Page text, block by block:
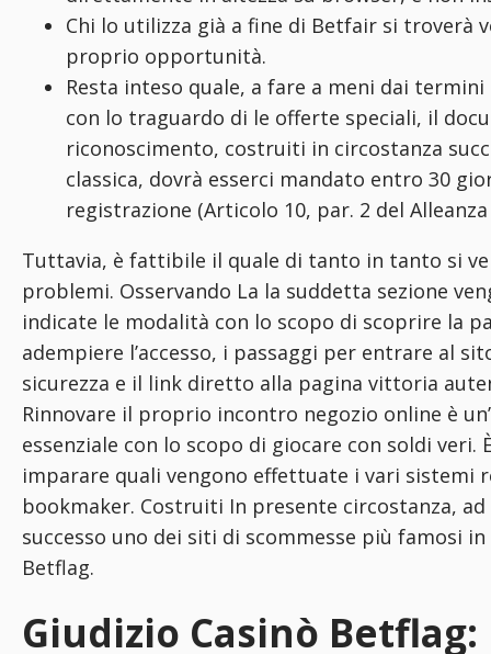
Chi lo utilizza già a fine di Betfair si troverà
proprio opportunità.
Resta inteso quale, a fare a meni dai
con lo traguardo di le offerte speciali, il
riconoscimento, costruiti in circostanza
classica, dovrà esserci mandato entro 30
registrazione (Articolo 10, par. 2 del Alleanza
Tuttavia, è fattibile il quale di tanto in tanto si
problemi. Osservando La la suddetta sezione
indicate le modalità con lo scopo di scoprire la
adempiere l’accesso, i passaggi per entrare al
sicurezza e il link diretto alla pagina vittoria
Rinnovare il proprio incontro negozio online è
essenziale con lo scopo di giocare con soldi
imparare quali vengono effettuate i vari sistemi
bookmaker. Costruiti In presente circostanza,
successo uno dei siti di scommesse più famosi in
Betflag.
Giudizio Casinò Betflag: